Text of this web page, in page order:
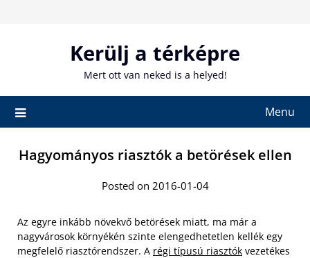
Kerülj a térképre
Mert ott van neked is a helyed!
Menu
Hagyományos riasztók a betörések ellen
Posted on 2016-01-04
Az egyre inkább növekvő betörések miatt, ma már a
nagyvárosok környékén szinte elengedhetetlen kellék egy
megfelelő riasztórendszer. A régi típusú riasztók vezetékes